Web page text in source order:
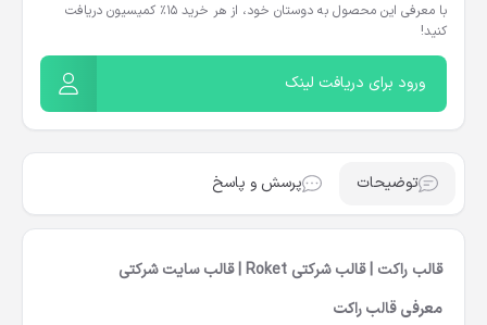
با معرفی این محصول به دوستان خود، از هر خرید ۱۵٪ کمیسیون دریافت
کنید!
ورود برای دریافت لینک
توضیحات پرسش و پاسخ
قالب راکت | قالب شرکتی Roket | قالب سایت شرکتی
معرفی قالب راکت